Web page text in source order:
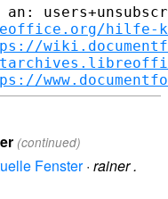
hilfe-
(continued)
Fenster· rainer .